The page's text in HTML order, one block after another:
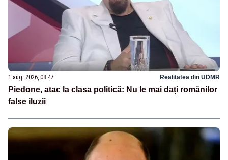
1 aug. 2026, 08:47 Realitatea din UDMR
Piedone, atac la clasa politică: Nu le mai dați românilor
false iluzii